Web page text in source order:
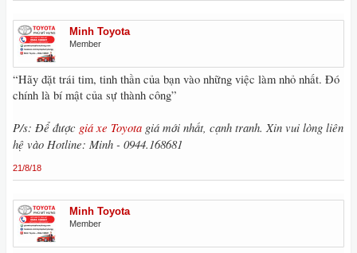
Minh Toyota
Member
“Hãy đặt trái tim, tinh thần của bạn vào những việc làm nhỏ nhất. Đó
chính là bí mật của sự thành công”
P/s: Để được giá xe Toyota giá mới nhất, cạnh tranh. Xin vui lòng liên
hệ vào Hotline: Minh - 0944.168681
21/8/18
Minh Toyota
Member